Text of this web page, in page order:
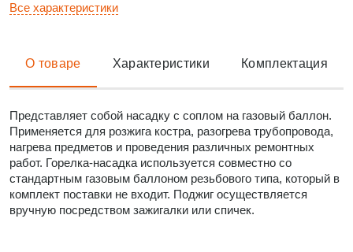
Все характеристики
О товаре Характеристики Комплектация
Представляет собой насадку с соплом на газовый баллон.
Применяется для розжига костра, разогрева трубопровода,
нагрева предметов и проведения различных ремонтных
работ. Горелка-насадка используется совместно со
стандартным газовым баллоном резьбового типа, который в
комплект поставки не входит. Поджиг осуществляется
вручную посредством зажигалки или спичек.